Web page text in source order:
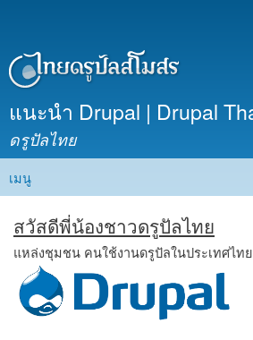
เนื้อหา
แนะนำ Drupal | Drupal
ดรูปัลไทย
Main menu
เมนู
สวัสดีพี่น้องชาวดรูปัลไทย
แหล่งชุมชน คนใช้งานดรูปัลในประเทศไทย